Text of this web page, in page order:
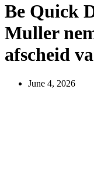
Be Quick
Muller
afscheid
June 4, 2026